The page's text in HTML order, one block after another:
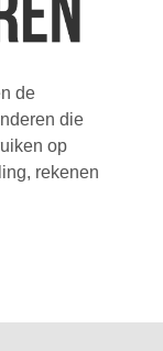
de
die
op
rekenen